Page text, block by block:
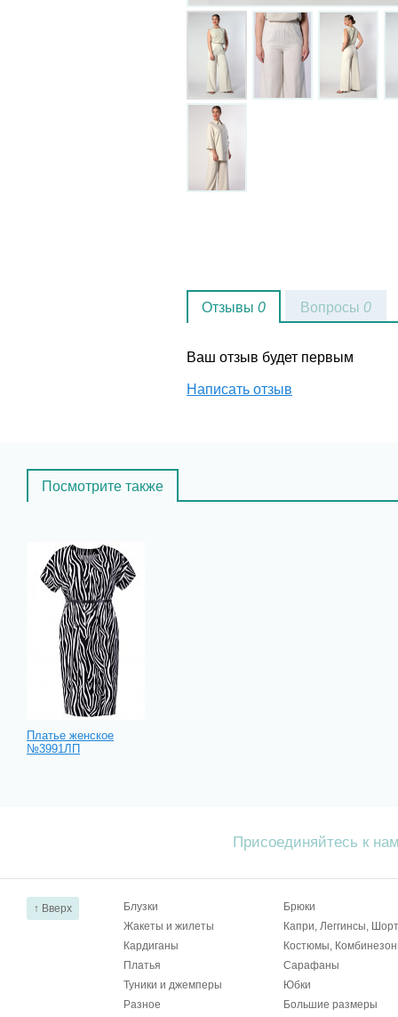
Отзывы 0
Ваш отзыв будет первым
Написать отзыв
Вопросы 0
Посмотрите также
Платье женское
№3991ЛП
Присоединяйтесь к
↑ Вверх Блузки
Брюки
Жакеты и жилеты
Капри, Леггинсы,
Кардиганы
Костюмы,
Платья
Сарафаны
Туники и джемперы
Юбки
Разное
Большие размеры